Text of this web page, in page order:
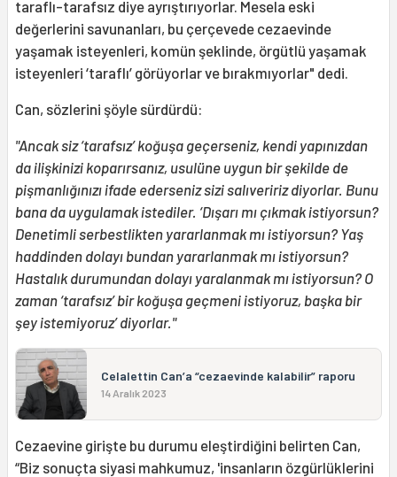
taraflı-tarafsız diye ayrıştırıyorlar. Mesela eski
değerlerini savunanları, bu çerçevede cezaevinde
yaşamak isteyenleri, komün şeklinde, örgütlü yaşamak
isteyenleri ‘taraflı’ görüyorlar ve bırakmıyorlar" dedi.
Can, sözlerini şöyle sürdürdü:
"Ancak siz ‘tarafsız’ koğuşa geçerseniz, kendi yapınızdan
da ilişkinizi koparırsanız, usulüne uygun bir şekilde de
pişmanlığınızı ifade ederseniz sizi salıveririz diyorlar. Bunu
bana da uygulamak istediler. ‘Dışarı mı çıkmak istiyorsun?
Denetimli serbestlikten yararlanmak mı istiyorsun? Yaş
haddinden dolayı bundan yararlanmak mı istiyorsun?
Hastalık durumundan dolayı yaralanmak mı istiyorsun? O
zaman ‘tarafsız’ bir koğuşa geçmeni istiyoruz, başka bir
şey istemiyoruz’ diyorlar."
Celalettin Can’a “cezaevinde kalabilir” raporu
14 Aralık 2023
Cezaevine girişte bu durumu eleştirdiğini belirten Can,
“Biz sonuçta siyasi mahkumuz, 'insanların özgürlüklerini